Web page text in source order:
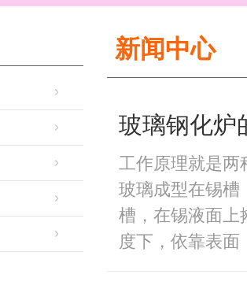
新闻中心
玻璃钢化炉
工作原理就是两
玻璃成型在锡槽
槽，在锡液面上
度下，依靠表面